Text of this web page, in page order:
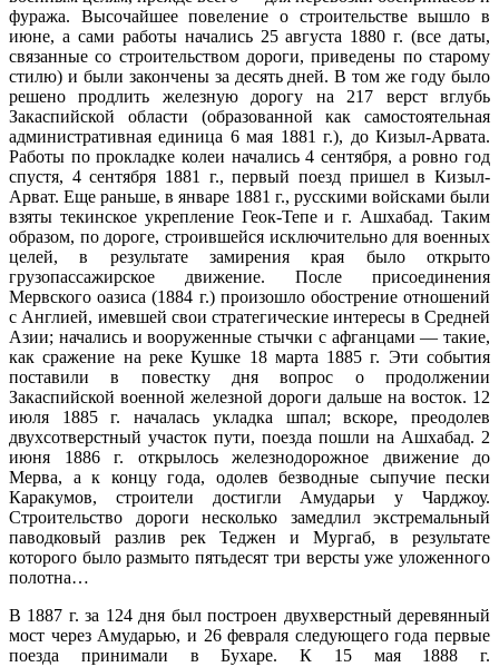
фуража. Высочайшее повеление о строительстве вышло в
июне, а сами работы начались 25 августа 1880 г. (все даты,
связанные со строительством дороги, приведены по старому
стилю) и были закончены за десять дней. В том же году было
решено продлить железную дорогу на 217 верст вглубь
Закаспийской области (образованной как самостоятельная
административная единица 6 мая 1881 г.), до Кизыл-Арвата.
Работы по прокладке колеи начались 4 сентября, а ровно год
спустя, 4 сентября 1881 г., первый поезд пришел в Кизыл-
Арват. Еще раньше, в январе 1881 г., русскими войсками были
взяты текинское укрепление Геок-Тепе и г. Ашхабад. Таким
образом, по дороге, строившейся исключительно для военных
целей, в результате замирения края было открыто
грузопассажирское движение. После присоединения
Мервского оазиса (1884 г.) произошло обострение отношений
с Англией, имевшей свои стратегические интересы в Средней
Азии; начались и вооруженные стычки с афганцами — такие,
как сражение на реке Кушке 18 марта 1885 г. Эти события
поставили в повестку дня вопрос о продолжении
Закаспийской военной железной дороги дальше на восток. 12
июля 1885 г. началась укладка шпал; вскоре, преодолев
двухсотверстный участок пути, поезда пошли на Ашхабад. 2
июня 1886 г. открылось железнодорожное движение до
Мерва, а к концу года, одолев безводные сыпучие пески
Каракумов, строители достигли Амударьи у Чарджоу.
Строительство дороги несколько замедлил экстремальный
паводковый разлив рек Теджен и Мургаб, в результате
которого было размыто пятьдесят три версты уже уложенного
полотна…
В 1887 г. за 124 дня был построен двухверстный деревянный
мост через Амударью, и 26 февраля следующего года первые
поезда принимали в Бухаре. К 15 мая 1888 г.